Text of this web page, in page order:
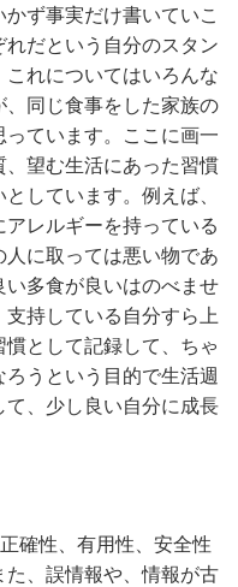
ず事実だけ書いていこ
だという自分のスタン
れについてはいろんな
同じ食事をした家族の
ています。ここに画一
望む生活にあった習慣
しています。例えば、
レルギーを持っている
に取っては悪い物であ
多食が良いはのべませ
持している自分すら上
として記録して、ちゃ
うという目的で生活週
、少し良い自分に成長
確性、有用性、安全性
、誤情報や、情報が古